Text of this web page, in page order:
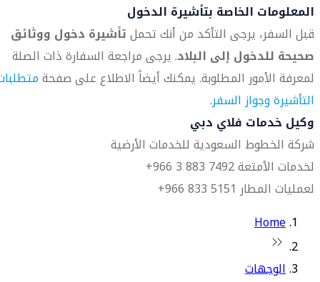
المعلومات الخاصة بتأشيرة الدخول
قبل السفر، يرجى التأكد من أنك تحملتأشيرة دخول ووثائق
صحيحة للدخول إلى البلاد. يرجى مراجعة السفارة ذات الصلة
لمعرفة الأمور المطلوبة. يمكنك أيضاً الاطلاع على صفحة
التأشيرة وجواز السفر.
وكيل خدمات فلاي دبي
شركة الخطوط السعودية للخدمات الأرضية
لخدمات الأمتعة 7492 883 3 966+
لعمليات المطار 5151 833 966+
Home
الوجهات